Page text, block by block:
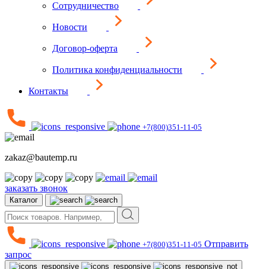
Сотрудничество
Новости
Договор-оферта
Политика конфиденциальности
Контакты
+7(800)351-11-05
zakaz@bautemp.ru
заказать звонок
Каталог
+7(800)351-11-05 Отправить
запрос